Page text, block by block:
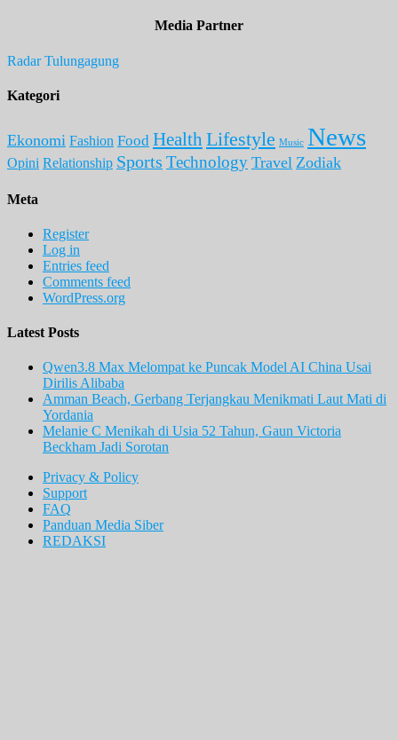
Media Partner
Radar Tulungagung
Kategori
Ekonomi Fashion Food Health Lifestyle Music News
Opini Relationship Sports Technology Travel Zodiak
Meta
Register
Log in
Entries feed
Comments feed
WordPress.org
Latest Posts
Qwen3.8 Max Melompat ke Puncak Model AI China Usai
Dirilis Alibaba
Amman Beach, Gerbang Terjangkau Menikmati Laut Mati di
Yordania
Melanie C Menikah di Usia 52 Tahun, Gaun Victoria
Beckham Jadi Sorotan
Privacy & Policy
Support
FAQ
Panduan Media Siber
REDAKSI